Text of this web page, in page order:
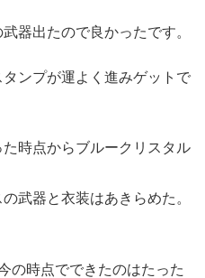
器出たので良かったです。
ンプが運よく進みゲットで
時点からブルークリスタル
武器と衣装はあきらめた。
の時点でできたのはたった